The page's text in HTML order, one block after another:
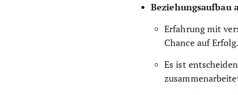
Beziehungsaufbau
Erfahrung mit
Chance auf Erfolg.
Es ist